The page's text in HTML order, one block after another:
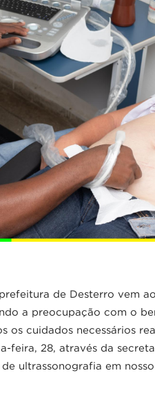
de Desterro vem
a preocupação com o
os cuidados necessários
feira, 28, através da
ultrassonografia em